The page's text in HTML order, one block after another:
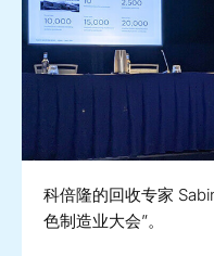
科倍隆的回收专家
色制造业大会”。